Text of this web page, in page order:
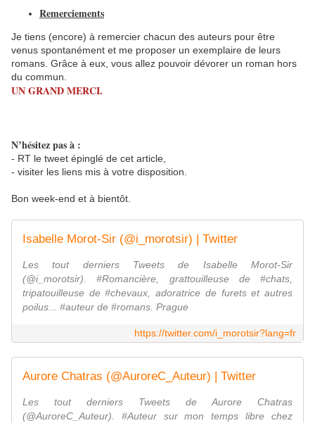
Remerciements
Je tiens (encore) à remercier chacun des auteurs pour être
venus spontanément et me proposer un exemplaire de leurs
romans. Grâce à eux, vous allez pouvoir dévorer un roman hors
du commun.
UN GRAND MERCI.
N’hésitez pas à :
- RT le tweet épinglé de cet article,
- visiter les liens mis à votre disposition.
Bon week-end et à bientôt.
Isabelle Morot-Sir (@i_morotsir) | Twitter
Les tout derniers Tweets de Isabelle Morot-Sir
(@i_morotsir). #Romancière, grattouilleuse de #chats,
tripatouilleuse de #chevaux, adoratrice de furets et autres
poilus... #auteur de #romans. Prague
https://twitter.com/i_morotsir?lang=fr
Aurore Chatras (@AuroreC_Auteur) | Twitter
Les tout derniers Tweets de Aurore Chatras
(@AuroreC_Auteur). #Auteur sur mon temps libre chez